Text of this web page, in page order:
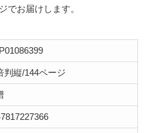
でお届けします。
判縦/144ページ